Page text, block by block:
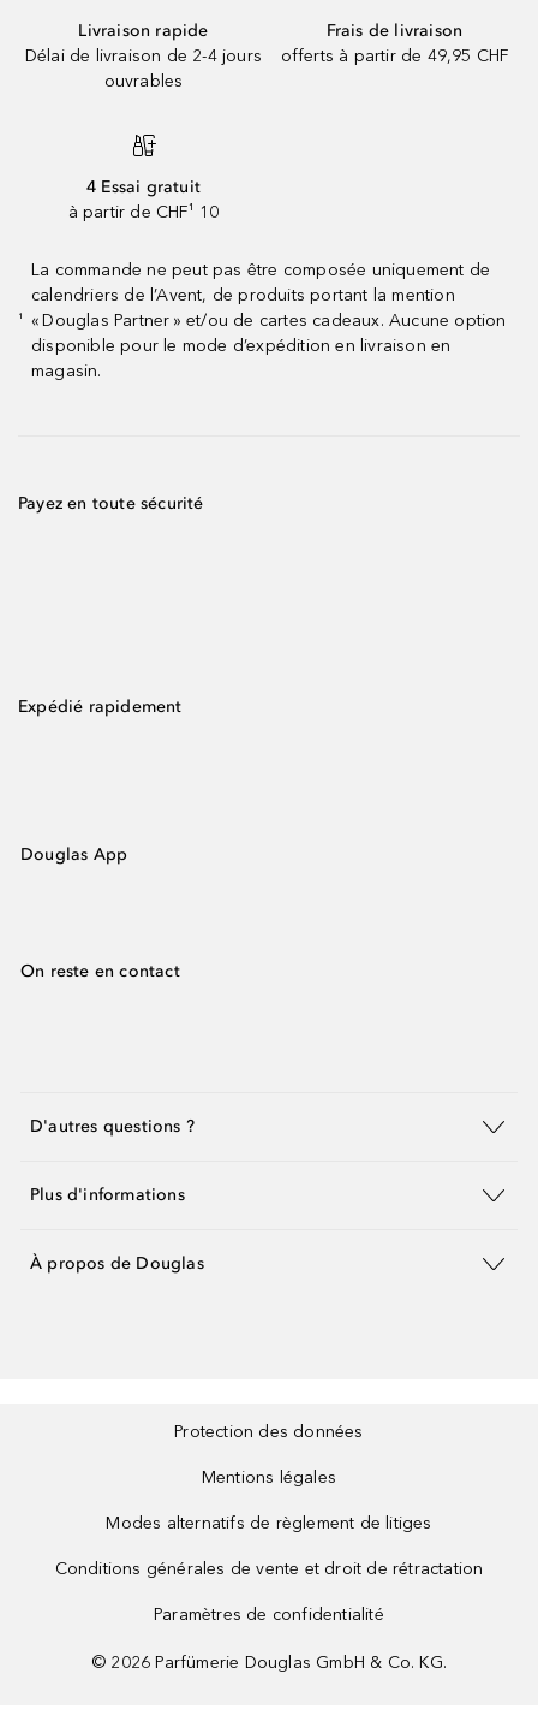
Livraison rapide
Délai de livraison de 2-4 jours
ouvrables
Frais de livraison
offerts à partir de 49,95 CHF
4 Essai gratuit
à partir de CHF¹ 10
¹
La commande ne peut pas être composée uniquement de
calendriers de l’Avent, de produits portant la mention
« Douglas Partner » et/ou de cartes cadeaux. Aucune option
disponible pour le mode d’expédition en livraison en
magasin.
Payez en toute sécurité
Expédié rapidement
Douglas App
On reste en contact
D'autres questions ?
Plus d'informations
À propos de Douglas
Protection des données
Mentions légales
Modes alternatifs de règlement de litiges
Conditions générales de vente et droit de rétractation
Paramètres de confidentialité
© 2026 Parfümerie Douglas GmbH & Co. KG.